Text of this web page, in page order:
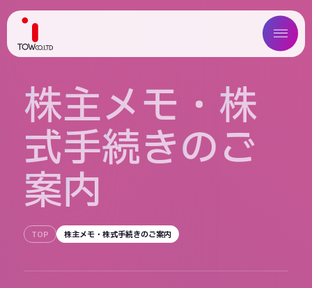
ABOUT US
SERVICE
WORKS
COMPANY
株主メモ ・ 株
式手続きのご
案内
TOP 株主メモ・株式手続きのご案内